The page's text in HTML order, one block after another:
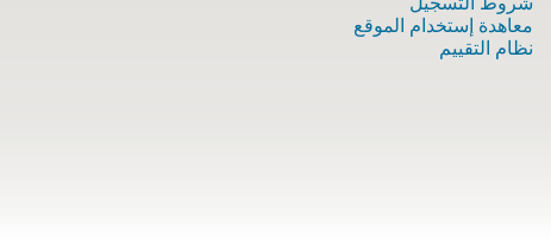
معاهدة إستخدام الموقع
نظام التقييم